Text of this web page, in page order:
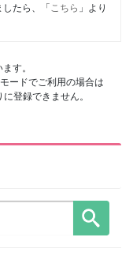
したら、「 こちら 」より
す。
ードでご利用の場合は
登録できません。